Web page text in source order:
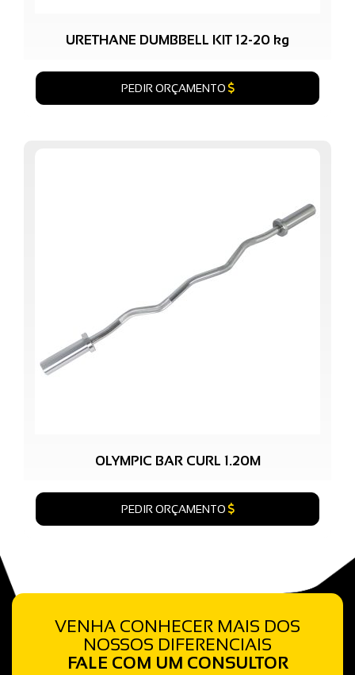
URETHANE DUMBBELL KIT 12-20 kg
PEDIR ORÇAMENTO
OLYMPIC BAR CURL 1.20M
PEDIR ORÇAMENTO
VENHA CONHECER MAIS DOS
NOSSOS DIFERENCIAIS
FALE COM UM CONSULTOR